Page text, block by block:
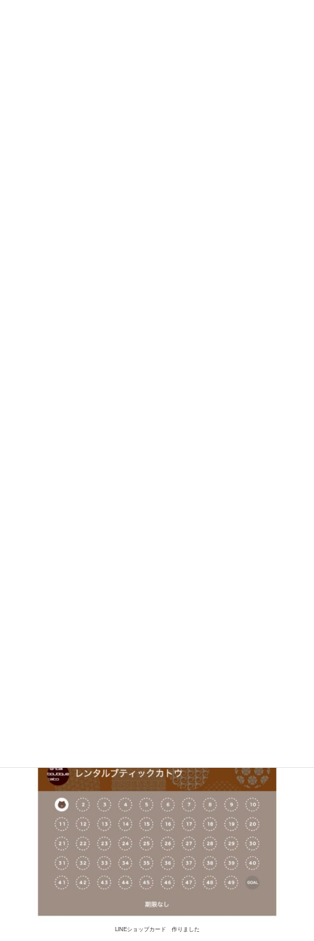
LINEショップカード 作りました